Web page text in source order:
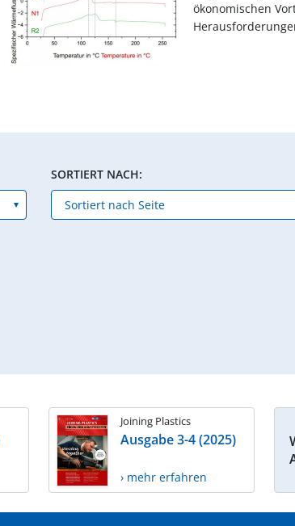
ökonomischen
SORTIERT NACH:
Joining Plastics
Ausgabe 3-4 (2025)
› mehr erfahren